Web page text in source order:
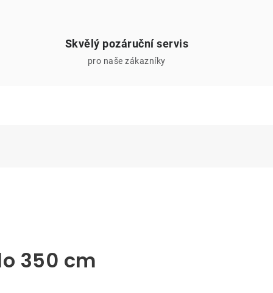
Skvělý pozáruční servis
pro naše zákazníky
350 cm